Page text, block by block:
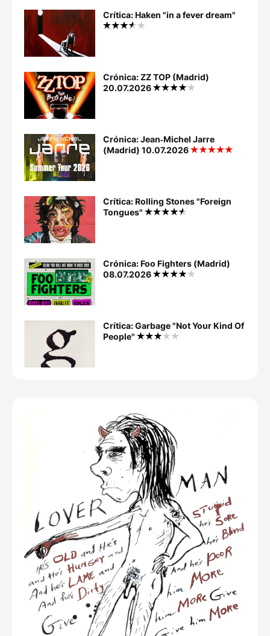
Crítica: Haken "in a fever dream"
Crónica: ZZ TOP (Madrid)
20.07.2026
Crónica: Jean‐Michel Jarre
(Madrid) 10.07.2026
Crítica: Rolling Stones "Foreign
Tongues"
Crónica: Foo Fighters (Madrid)
08.07.2026
Crítica: Garbage "Not Your Kind Of
People"